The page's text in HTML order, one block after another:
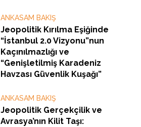
ANKASAM BAKIŞ
Jeopolitik Kırılma Eşiğinde
“İstanbul 2.0 Vizyonu”nun
Kaçınılmazlığı ve
“Genişletilmiş Karadeniz
Havzası Güvenlik Kuşağı”
ANKASAM BAKIŞ
Jeopolitik Gerçekçilik ve
Avrasya’nın Kilit Taşı: